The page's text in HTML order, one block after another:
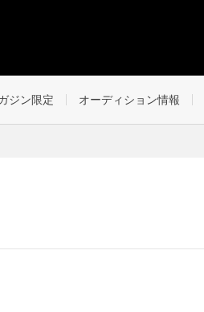
ジン限定 オーディション情報